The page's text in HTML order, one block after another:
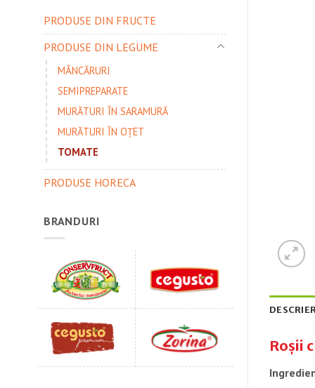
PRODUSE DIN FRUCTE
PRODUSE DIN LEGUME
MÂNCĂRURI
SEMIPREPARATE
MURĂTURI ÎN SARAMURĂ
MURĂTURI ÎN OȚET
TOMATE
PRODUSE HORECA
BRANDURI
Roșii